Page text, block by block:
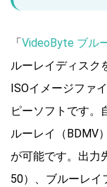
「VideoByte ブル
ルーレイディスク
ISOイメージファ
ピーソフトです。
ルーレイ（BDMV
が可能です。出力
50）、ブルーレイ